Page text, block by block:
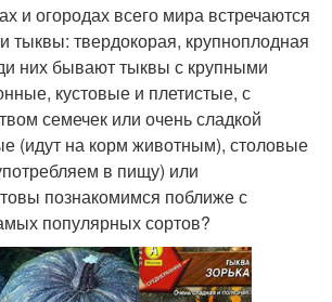
и огородах всего мира встречаются
тыквы: твердокорая, крупноплодная
них бывают тыквы с крупными
кустовые и плетистые, с
семечек или очень сладкой
(идут на корм животным), столовые
в пищу) или
познакомимся поближе с
популярных сортов?